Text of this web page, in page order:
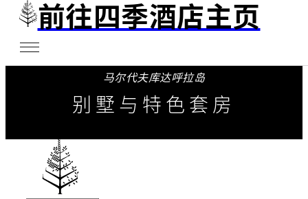
前往四季酒店主页
马尔代夫库达呼拉岛
别墅与特色套房